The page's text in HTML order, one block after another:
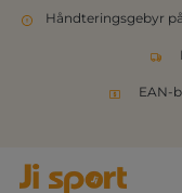
Håndteringsgebyr
EAN-